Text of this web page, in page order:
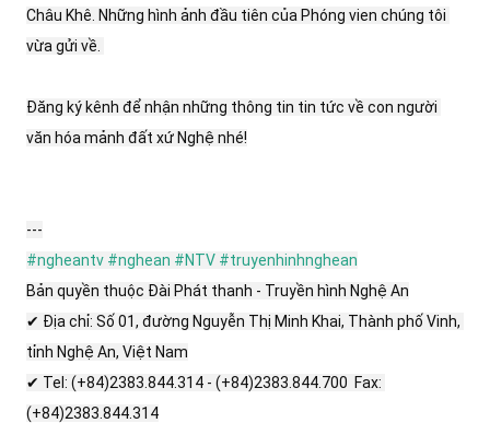
Châu Khê. Những hình ảnh đầu tiên của Phóng vien chúng tôi
vừa gửi về.
Đăng ký kênh để nhận những thông tin tin tức về con người
văn hóa mảnh đất xứ Nghệ nhé!
#ngheantv #nghean #NTV #truyenhinhnghean
Bản quyền thuộc Đài Phát thanh - Truyền hình Nghệ An
✔ Địa chỉ: Số 01, đường Nguyễn Thị Minh Khai, Thành phố Vinh,
tỉnh Nghệ An, Việt Nam
✔ Tel: (+84)2383.844.314 - (+84)2383.844.700  Fax:
(+84)2383.844.314